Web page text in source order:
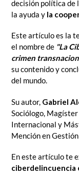
decisión política de
la ayuda y la
Este artículo es la
el nombre de "La
crimen
su contenido y
del mundo.
Su autor, Gabriel
Sociólogo,
Internacional y
Mención en
En este artículo te
ciberdelincuencia